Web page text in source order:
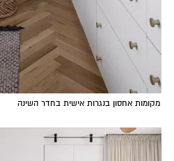
מקומות אחסון בנגרות אישית בחדר השינה